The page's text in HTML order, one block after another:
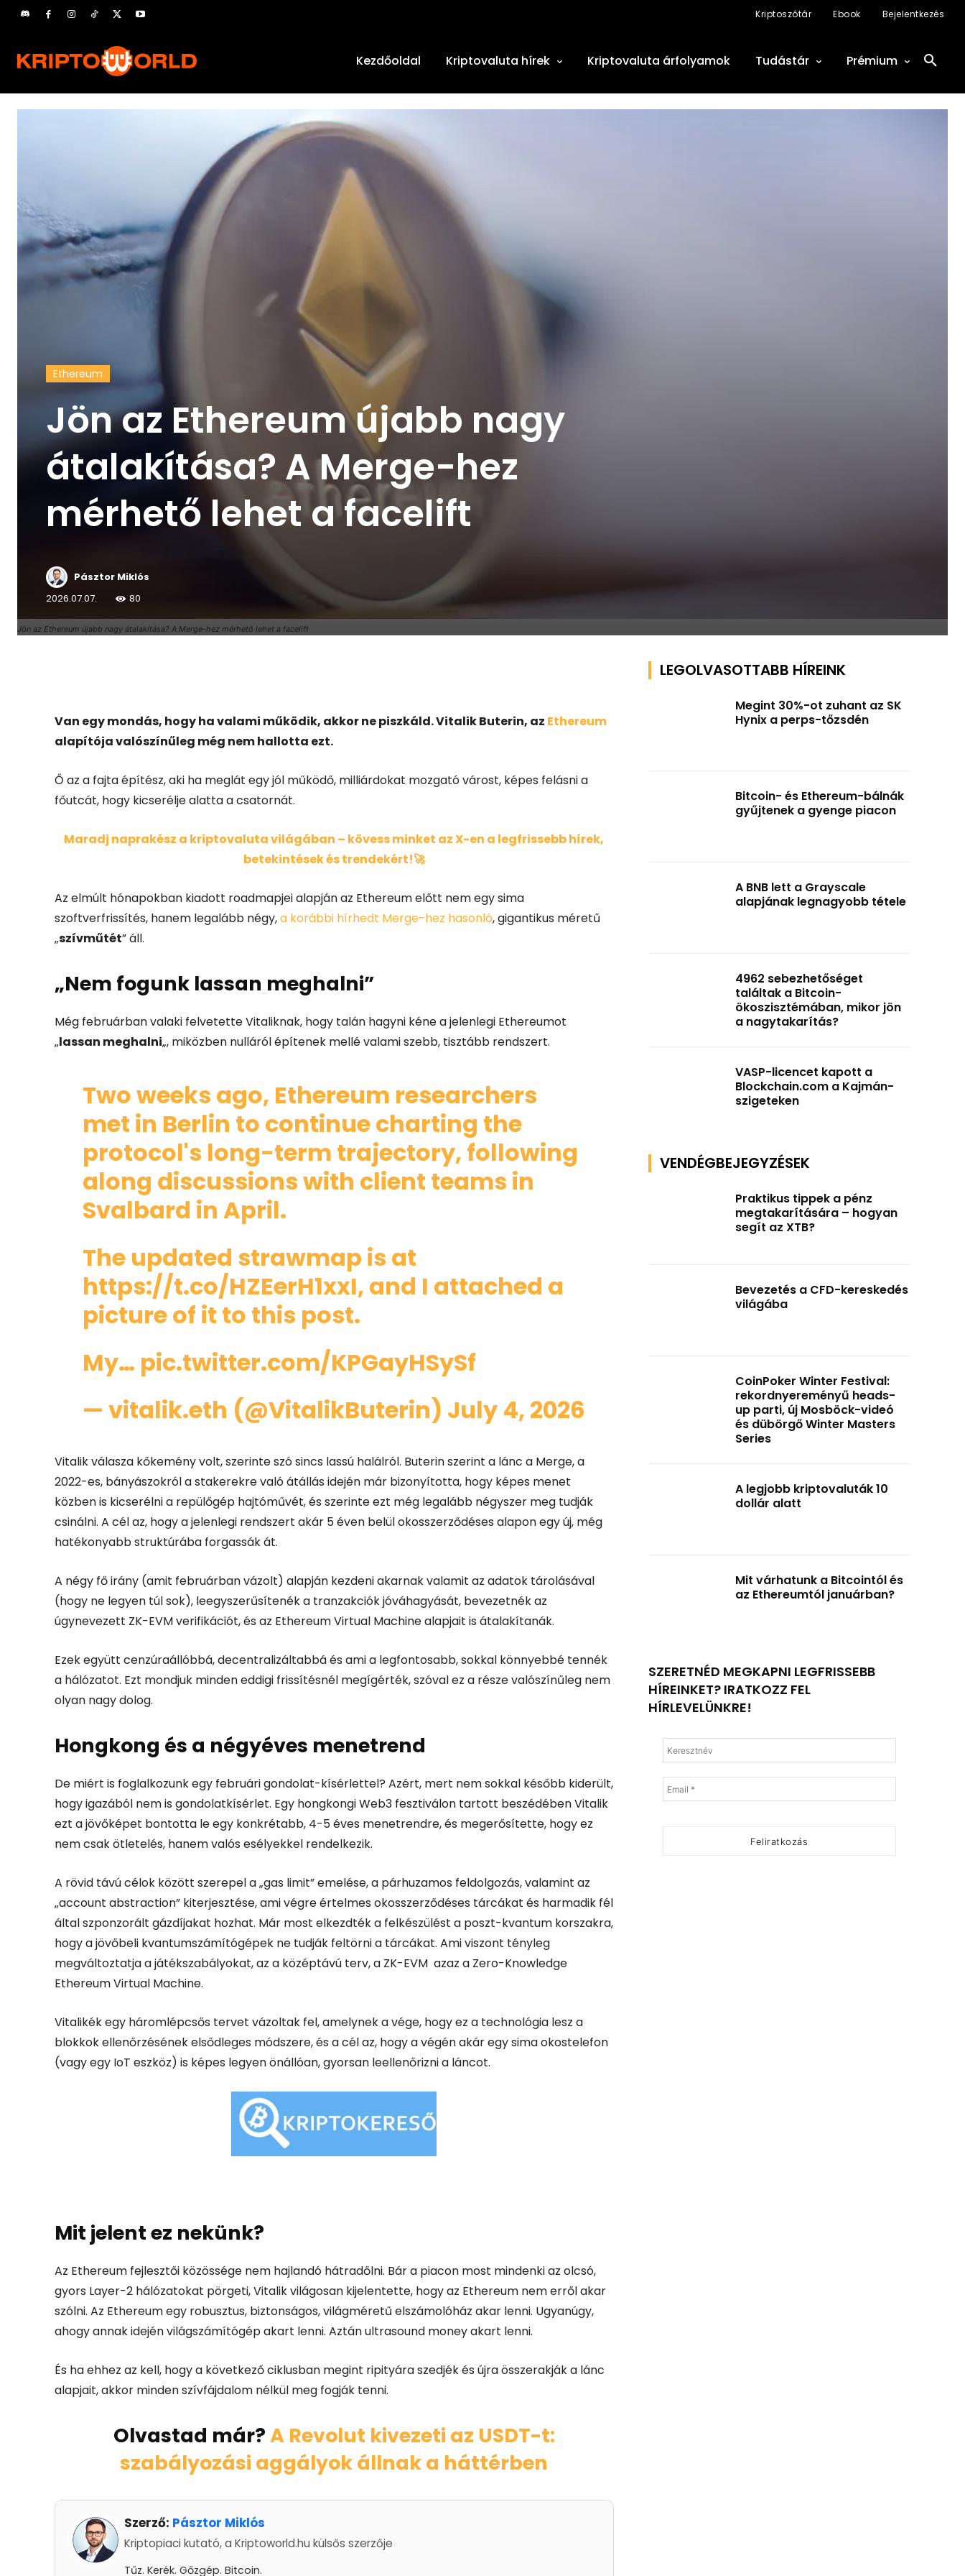
Kriptoszótár Ebook Bejelentkezés
Kezdőoldal Kriptovaluta hírek Kriptovaluta árfolyamok Tudástár Prémium
Jön az Ethereum újabb nagy átalakítása? A Merge-hez mérhető lehet a facelift
Ethereum
Jön az Ethereum újabb nagy
átalakítása? A Merge-hez
mérhető lehet a facelift
Pásztor Miklós
2026.07.07.
80
Van egy mondás, hogy ha valami működik, akkor ne piszkáld. Vitalik Buterin, az Ethereum
alapítója valószínűleg még nem hallotta ezt.
Ő az a fajta építész, aki ha meglát egy jól működő, milliárdokat mozgató várost, képes felásni a
főutcát, hogy kicserélje alatta a csatornát.
Maradj naprakész a kriptovaluta világában – kövess minket az X-en a legfrissebb hírek,
betekintések és trendekért!🚀
Az elmúlt hónapokban kiadott roadmapjei alapján az Ethereum előtt nem egy sima
szoftverfrissítés, hanem legalább négy,a korábbi hírhedt Merge-hez hasonló, gigantikus méretű
„szívműtét” áll.
„Nem fogunk lassan meghalni”
Még februárban valaki felvetette Vitaliknak, hogy talán hagyni kéne a jelenlegi Ethereumot
„lassan meghalni„, miközben nulláról építenek mellé valami szebb, tisztább rendszert.
Two weeks ago, Ethereum researchers
met in Berlin to continue charting the
protocol's long-term trajectory, following
along discussions with client teams in
Svalbard in April.
The updated strawmap is at
https://t.co/HZEerH1xxI, and I attached a
picture of it to this post.
My… pic.twitter.com/KPGayHSySf
— vitalik.eth (@VitalikButerin) July 4, 2026
Vitalik válasza kőkemény volt, szerinte szó sincs lassú halálról. Buterin szerint a lánc a Merge, a
2022-es, bányászokról a stakerekre való átállás idején már bizonyította, hogy képes menet
közben is kicserélni a repülőgép hajtóművét, és szerinte ezt még legalább négyszer meg tudják
csinálni. A cél az, hogy a jelenlegi rendszert akár 5 éven belül okosszerződéses alapon egy új, még
hatékonyabb struktúrába forgassák át.
A négy fő irány (amit februárban vázolt) alapján kezdeni akarnak valamit az adatok tárolásával
(hogy ne legyen túl sok), leegyszerűsítenék a tranzakciók jóváhagyását, bevezetnék az
úgynevezett ZK-EVM verifikációt, és az Ethereum Virtual Machine alapjait is átalakítanák.
Ezek együtt cenzúraállóbbá, decentralizáltabbá és ami a legfontosabb, sokkal könnyebbé tennék
a hálózatot. Ezt mondjuk minden eddigi frissítésnél megígérték, szóval ez a része valószínűleg nem
olyan nagy dolog.
Hongkong és a négyéves menetrend
De miért is foglalkozunk egy februári gondolat-kísérlettel? Azért, mert nem sokkal később kiderült,
hogy igazából nem is gondolatkísérlet. Egy hongkongi Web3 fesztiválon tartott beszédében Vitalik
ezt a jövőképet bontotta le egy konkrétabb, 4-5 éves menetrendre, és megerősítette, hogy ez
nem csak ötletelés, hanem valós esélyekkel rendelkezik.
A rövid távú célok között szerepel a „gas limit” emelése, a párhuzamos feldolgozás, valamint az
„account abstraction” kiterjesztése, ami végre értelmes okosszerződéses tárcákat és harmadik fél
által szponzorált gázdíjakat hozhat. Már most elkezdték a felkészülést a poszt-kvantum korszakra,
hogy a jövőbeli kvantumszámítógépek ne tudják feltörni a tárcákat. Ami viszont tényleg
megváltoztatja a játékszabályokat, az a középtávú terv, a ZK-EVM azaz a Zero-Knowledge
Ethereum Virtual Machine.
Vitalikék egy háromlépcsős tervet vázoltak fel, amelynek a vége, hogy ez a technológia lesz a
blokkok ellenőrzésének elsődleges módszere, és a cél az, hogy a végén akár egy sima okostelefon
(vagy egy IoT eszköz) is képes legyen önállóan, gyorsan leellenőrizni a láncot.
Mit jelent ez nekünk?
Az Ethereum fejlesztői közössége nem hajlandó hátradőlni. Bár a piacon most mindenki az olcsó,
gyors Layer-2 hálózatokat pörgeti, Vitalik világosan kijelentette, hogy az Ethereum nem erről akar
szólni. Az Ethereum egy robusztus, biztonságos, világméretű elszámolóház akar lenni. Ugyanúgy,
ahogy annak idején világszámítógép akart lenni. Aztán ultrasound money akart lenni.
És ha ehhez az kell, hogy a következő ciklusban megint ripityára szedjék és újra összerakják a lánc
alapjait, akkor minden szívfájdalom nélkül meg fogják tenni.
Olvastad már?A Revolut kivezeti az USDT-t:
szabályozási aggályok állnak a háttérben
Szerző: Pásztor Miklós
Kriptopiaci kutató, a Kriptoworld.hu külsős szerzője
Tűz. Kerék. Gőzgép. Bitcoin.
LEGOLVASOTTABB HÍREINK
Megint 30%-ot zuhant az SK
Hynix a perps-tőzsdén
Bitcoin- és Ethereum-bálnák
gyűjtenek a gyenge piacon
A BNB lett a Grayscale
alapjának legnagyobb tétele
4962 sebezhetőséget
találtak a Bitcoin-
ökoszisztémában, mikor jön
a nagytakarítás?
VASP-licencet kapott a
Blockchain.com a Kajmán-
szigeteken
VENDÉGBEJEGYZÉSEK
Praktikus tippek a pénz
megtakarítására – hogyan
segít az XTB?
Bevezetés a CFD-kereskedés
világába
CoinPoker Winter Festival:
rekordnyereményű heads-
up parti, új Mosböck-videó
és dübörgő Winter Masters
Series
A legjobb kriptovaluták 10
dollár alatt
Mit várhatunk a Bitcointól és
az Ethereumtól januárban?
SZERETNÉD MEGKAPNI LEGFRISSEBB
HÍREINKET? IRATKOZZ FEL
HÍRLEVELÜNKRE!